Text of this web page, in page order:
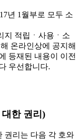
년 1월부로 모두 소
적립ㆍ사용ㆍ소
온라인상에 공지해
등재된 내용이 이전
우선합니다.
한 권리)
권리는 다음 각 호와